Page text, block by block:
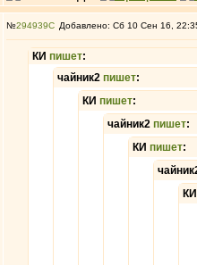
№294939 Добавлено: Сб 10 Сен 16,
КИ пишет:
чайник2 пишет:
КИ пишет:
чайник2 пишет:
КИ пишет:
КИ